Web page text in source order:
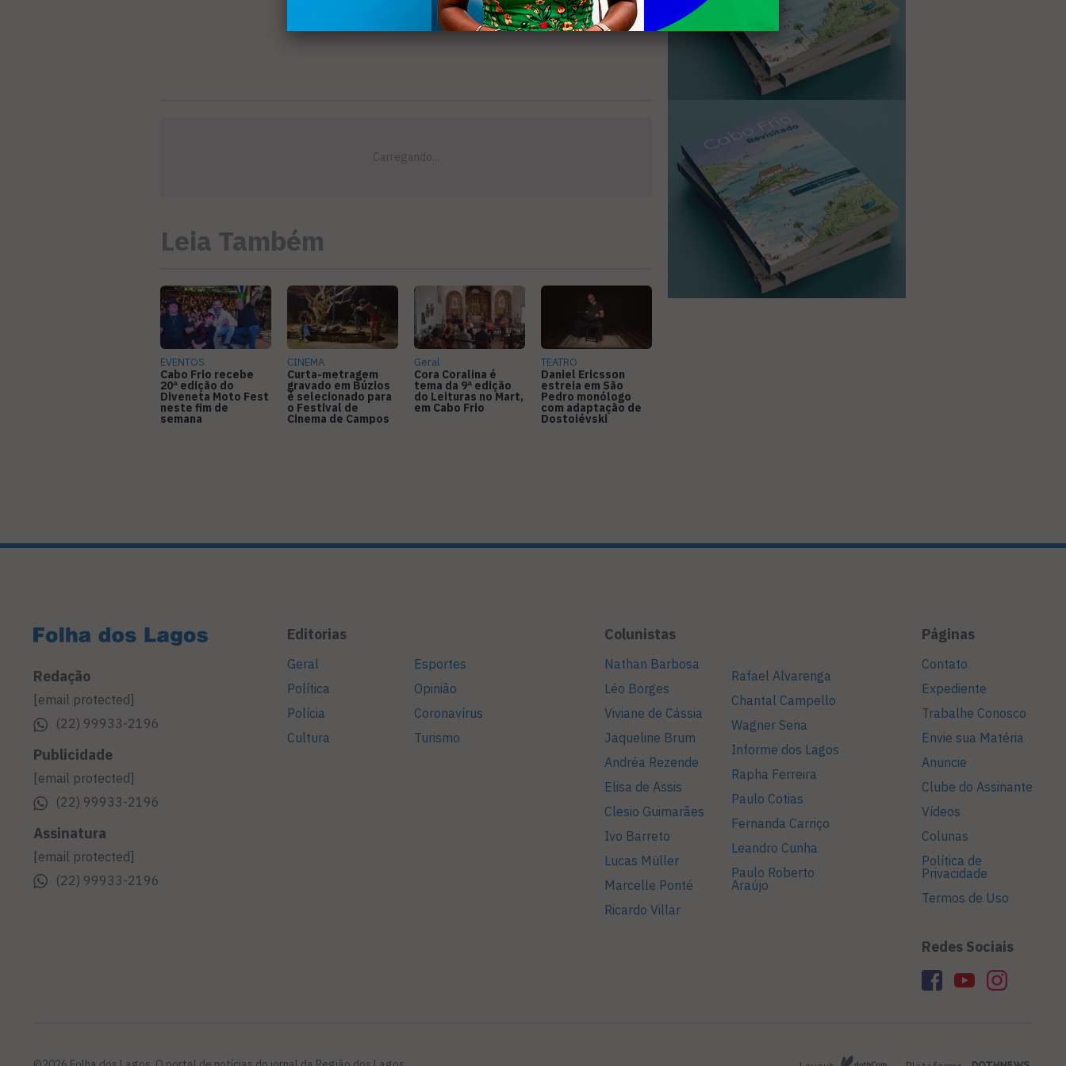
Leia Também
EVENTOS
Cabo Frio recebe
20ª edição do
Diveneta Moto Fest
neste fim de
semana
CINEMA
Curta-metragem
gravado em Búzios
é selecionado para
o Festival de
Cinema de Campos
Geral
Cora Coralina é
tema da 9ª edição
do Leituras no Mart,
em Cabo Frio
TEATRO
Daniel Ericsson
estreia em São
Pedro monólogo
com adaptação de
Dostoiévski
Redação
[email protected]
(22) 99933-2196
Publicidade
[email protected]
(22) 99933-2196
Assinatura
[email protected]
(22) 99933-2196
Editorias
Geral
Política
Polícia
Cultura
Esportes
Opinião
Coronavírus
Turismo
Colunistas
Nathan Barbosa
Léo Borges
Viviane de Cássia
Jaqueline Brum
Andréa Rezende
Elisa de Assis
Clesio Guimarães
Ivo Barreto
Lucas Müller
Marcelle Ponté
Ricardo Villar
Rafael Alvarenga
Chantal Campello
Wagner Sena
Informe dos Lagos
Rapha Ferreira
Paulo Cotias
Fernanda Carriço
Leandro Cunha
Paulo Roberto
Araújo
Páginas
Contato
Expediente
Trabalhe Conosco
Envie sua Matéria
Anuncie
Clube do Assinante
Vídeos
Colunas
Política de
Privacidade
Termos de Uso
Redes Sociais